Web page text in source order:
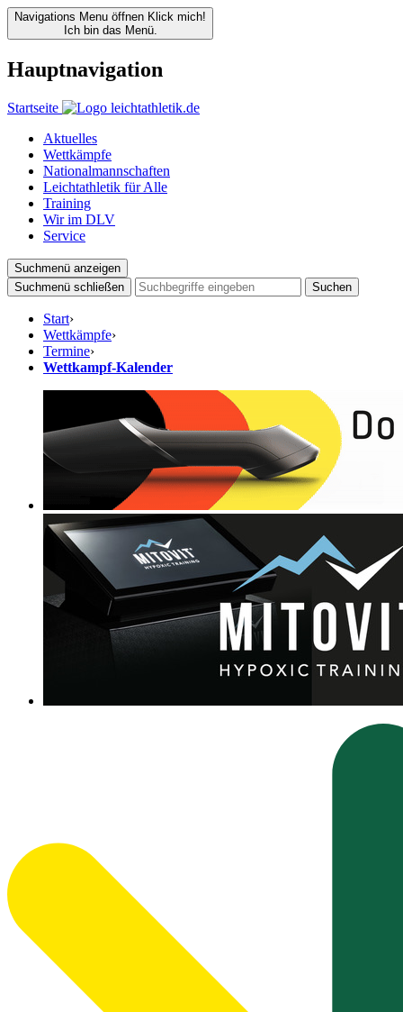
Navigations Menu öffnen Klick mich!
Ich bin das Menü.
Hauptnavigation
Startseite
Aktuelles
Wettkämpfe
Nationalmannschaften
Leichtathletik für Alle
Training
Wir im DLV
Service
Suchmenü anzeigen
Suchmenü schließen
Suchen
Start›
Wettkämpfe›
Termine›
Wettkampf-Kalender